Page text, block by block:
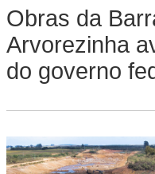
Obras da
Arvorezinha
do governo